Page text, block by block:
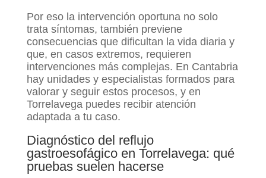
Por eso la intervención oportuna no solo
trata síntomas, también previene
consecuencias que dificultan la vida diaria y
que, en casos extremos, requieren
intervenciones más complejas. En Cantabria
hay unidades y especialistas formados para
valorar y seguir estos procesos, y en
Torrelavega puedes recibir atención
adaptada a tu caso.
Diagnóstico del reflujo
gastroesofágico en Torrelavega: qué
pruebas suelen hacerse